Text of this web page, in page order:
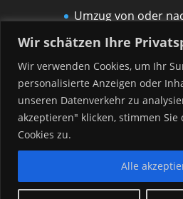
Wir schätzen Ihre
Wir verwenden Cookies, um Ihr
personalisierte Anzeigen oder
unseren Datenverkehr zu
akzeptieren" klicken, stimmen Sie
Cookies zu.
Alle
Umzug von oder
am Main
Umzug von oder
Umzug von oder
Umzug von oder